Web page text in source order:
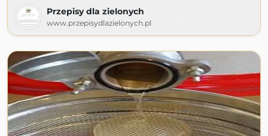
Przepisy dla zielonych
www.przepisydlazielonych.pl